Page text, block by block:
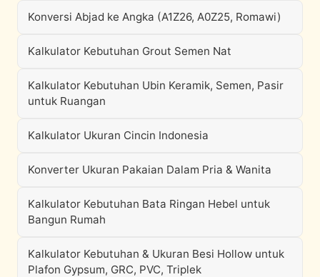
Konversi Abjad ke Angka (A1Z26, A0Z25, Romawi)
Kalkulator Kebutuhan Grout Semen Nat
Kalkulator Kebutuhan Ubin Keramik, Semen, Pasir
untuk Ruangan
Kalkulator Ukuran Cincin Indonesia
Konverter Ukuran Pakaian Dalam Pria & Wanita
Kalkulator Kebutuhan Bata Ringan Hebel untuk
Bangun Rumah
Kalkulator Kebutuhan & Ukuran Besi Hollow untuk
Plafon Gypsum, GRC, PVC, Triplek